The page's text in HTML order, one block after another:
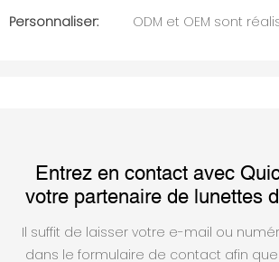
Personnaliser:
ODM et OEM sont
Entrez en contact avec
votre partenaire de lunettes
Il suffit de laisser votre e-mail ou
dans le formulaire de contact afin